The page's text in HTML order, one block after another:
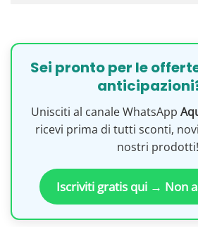
Sei pronto per le
Unisciti al canale WhatsApp
ricevi prima di tutti sconti,
nostri prodotti!
Iscriviti gratis qui → Non